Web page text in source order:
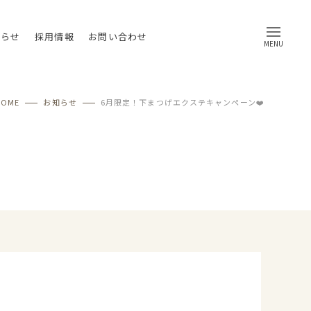
せ 採用情報 お問い合わせ
MENU
お知らせ 6月限定！下まつげエクステキャンペーン❤️